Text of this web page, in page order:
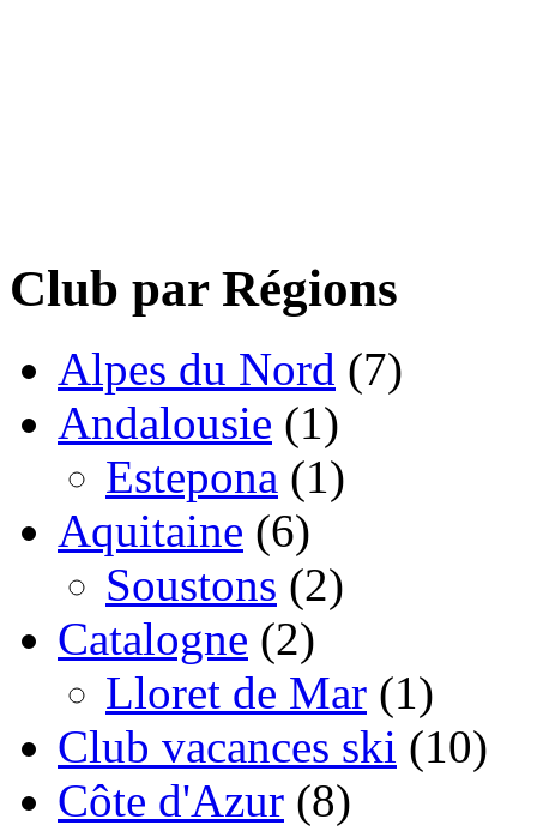
Club par Régions
Alpes du Nord (7)
Andalousie (1)
Estepona (1)
Aquitaine (6)
Soustons (2)
Catalogne (2)
Lloret de Mar (1)
Club vacances ski (10)
Côte d'Azur (8)